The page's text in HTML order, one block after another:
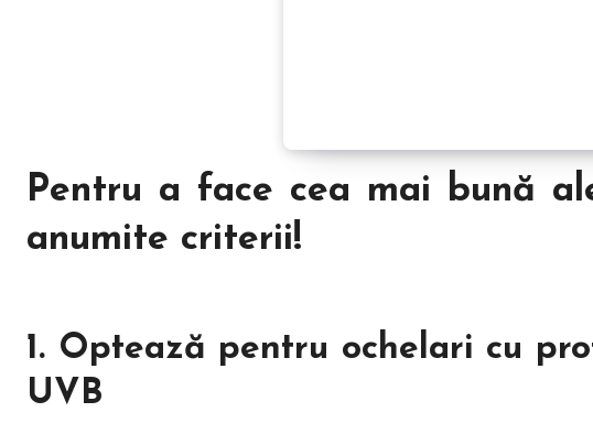
Pentru a face cea mai bună
anumite criterii!
1. Optează pentru ochelari cu
UVB